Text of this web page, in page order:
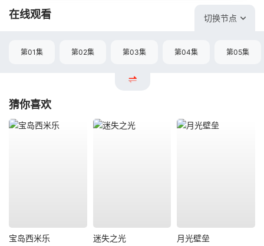
在线观看 切换节点
第01集 第02集 第03集 第04集 第05集
猜你喜欢
宝岛西米乐 迷失之光 月光壁垒